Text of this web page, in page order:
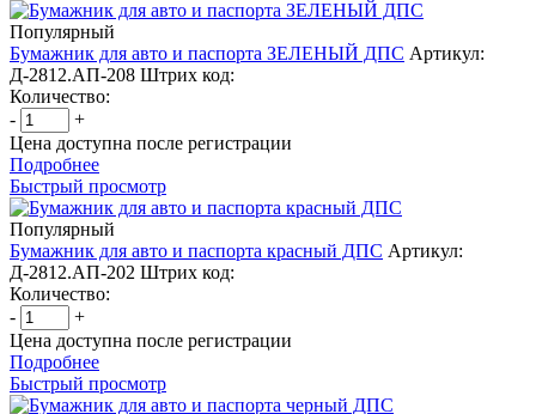
Популярный
Бумажник для авто и паспорта ЗЕЛЕНЫЙ ДПС Артикул:
Д-2812.АП-208 Штрих код:
Количество:
-
+
Цена доступна после регистрации
Подробнее
Быстрый просмотр
Популярный
Бумажник для авто и паспорта красный ДПС Артикул:
Д-2812.АП-202 Штрих код:
Количество:
-
+
Цена доступна после регистрации
Подробнее
Быстрый просмотр